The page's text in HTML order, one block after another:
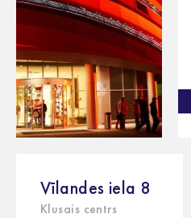
Vīlandes iela 8
Klusais centrs